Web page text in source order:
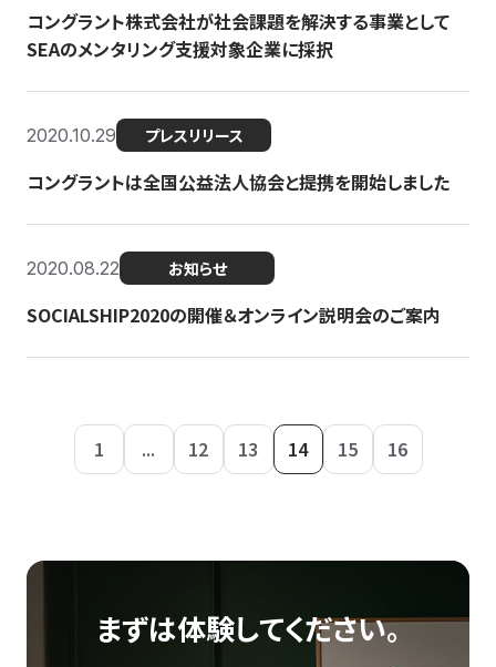
コングラント株式会社が社会課題を解決する事業として
SEAのメンタリング支援対象企業に採択
2020.10.29 プレスリリース
コングラントは全国公益法人協会と提携を開始しました
2020.08.22 お知らせ
SOCIALSHIP2020の開催＆オンライン説明会のご案内
1 ... 12 13 14 15 16
まずは体験してください。